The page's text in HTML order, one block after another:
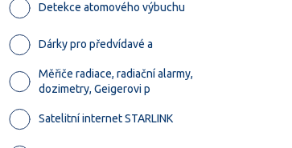
Detekce atomového výbuchu
Dárky pro předvídavé a
Měřiče radiace, radiační alarmy,
dozimetry, Geigerovi p
Satelitní internet STARLINK